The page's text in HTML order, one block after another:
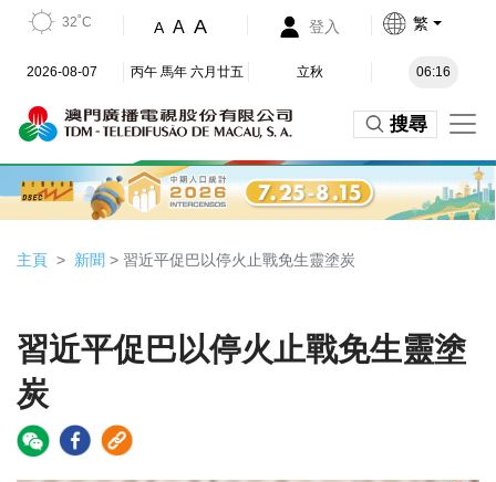
32˚C A A A 登入 繁
2026-08-07 丙午 馬年 六月廿五 立秋 06:16
搜尋
主頁 新聞 > 習近平促巴以停火止戰免生靈塗炭
習近平促巴以停火止戰免生靈塗
炭